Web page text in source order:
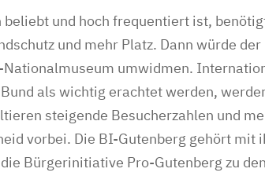
und hoch frequentiert ist,
und mehr Platz. Dann würde der
umwidmen.
als wichtig erachtet werden,
steigende Besucherzahlen und
vorbei. Die BI-Gutenberg gehört mit
Bürgerinitiative Pro-Gutenberg zu